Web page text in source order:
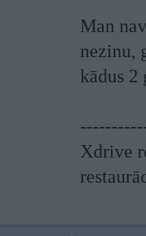
Man
nezinu,
kādus
Xdrive